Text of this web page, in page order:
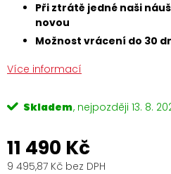
Při ztrátě jedné naši
novou
Možnost vrácení do 30
Více informací
Skladem 13. 8.
11 490 Kč
9 495,87 Kč bez DPH